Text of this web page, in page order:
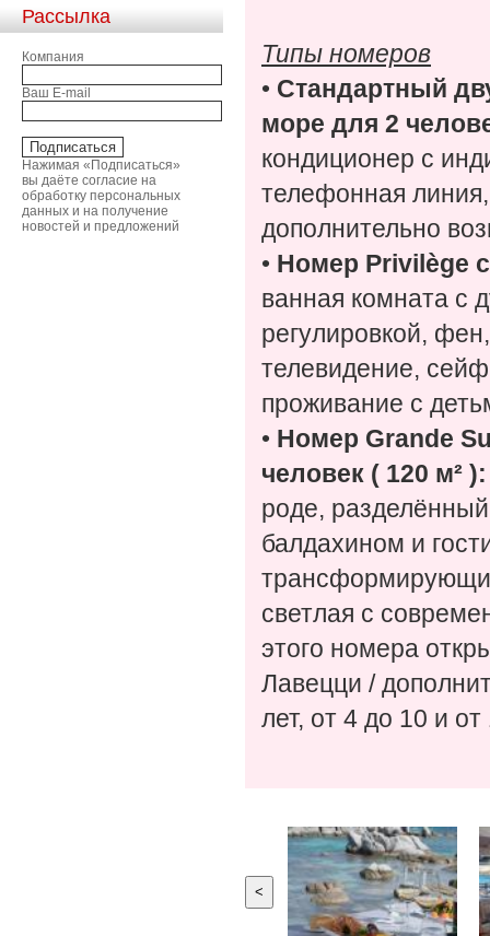
Рассылка
Компания
Ваш E-mail
Нажимая «Подписаться»
вы даёте согласие на
обработку персональных
данных и на получение
новостей и предложений
Типы номеров
• Стандартный
море для 2
кондиционер с
телефонная
дополнительно
• Номер Privilège
ванная комната с
регулировкой,
телевидение,
проживание с
• Номер Grande
человек ( 120 м²
роде,
балдахином и
светлая с
этого номера
Лавецци /
лет, от 4 до 10 и
<